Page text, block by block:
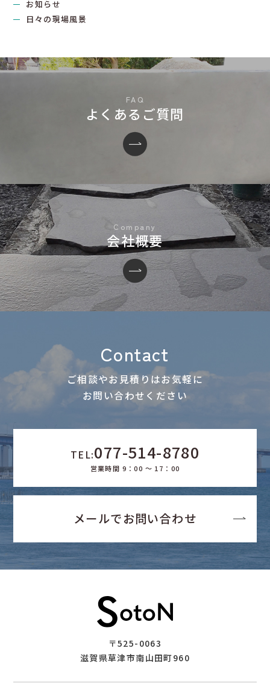
お知らせ
日々の現場風景
よくあるご質問
会社概要
Contact
ご相談やお見積りはお気軽に
お問い合わせください
TEL:077-514-8780
営業時間 9：00 ～ 17：00
メールでお問い合わせ
〒525-0063
滋賀県草津市南山田町960